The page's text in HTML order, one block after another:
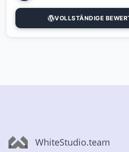
VOLLSTÄNDIGE
WhiteStudio.team